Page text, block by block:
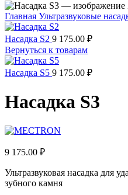
Главная Ультразвуковые
Насадка S2 9 175.00 ₽
Вернуться к товарам
Насадка S5 9 175.00 ₽
Насадка S3
9 175.00 ₽
Ультразвуковая насадка для
зубного камня